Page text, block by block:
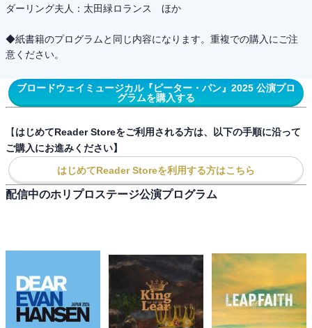
ダーリング夫人：太田緑ロランス ほか
◆紙書籍のプログラムと同じ内容になります。重複での購入にご注
意ください。
ブロードウェイミュージカル『ピーター・パン』2025 公演プロ
グラムを購入する
【はじめてReader Storeをご利用される方は、以下の手順に沿って
ご購入にお進みください】
はじめてReader Storeを利用する方はこちら
配信中のホリプロステージ公演プログラム